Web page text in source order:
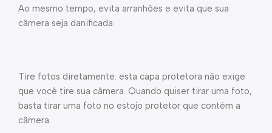
Ao mesmo tempo, evita arranhões e evita que sua
câmera seja danificada.
Tire fotos diretamente: esta capa protetora não exige
que você tire sua câmera. Quando quiser tirar uma foto,
basta tirar uma foto no estojo protetor que contém a
câmera.